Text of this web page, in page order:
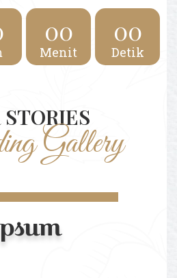
00
Menit
00
Detik
STORIES
Gallery